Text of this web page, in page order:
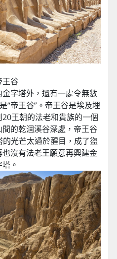
王谷
字塔外，還有一處令無數
“帝王谷”。帝王谷是埃及埋
王朝的法老和貴族的一個
的乾涸溪谷深處，帝王谷
光芒太過於醒目，成了盜
沒有法老王願意再興建金
塔。